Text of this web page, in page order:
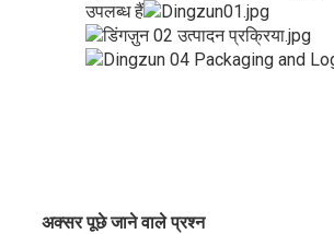
उपलब्ध हैं
अक्सर पूछे जाने वाले प्रश्न